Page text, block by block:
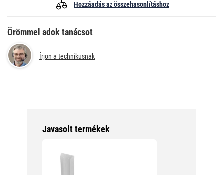
Hozzáadás az összehasonlításhoz
Örömmel adok tanácsot
Írjon a technikusnak
Javasolt termékek